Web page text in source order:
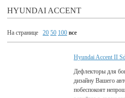
HYUNDAI ACCENT
На странице 20 50 100 все
Hyundai Accent II
Дефлекторы для
дизайну Вашего
побеспокоят